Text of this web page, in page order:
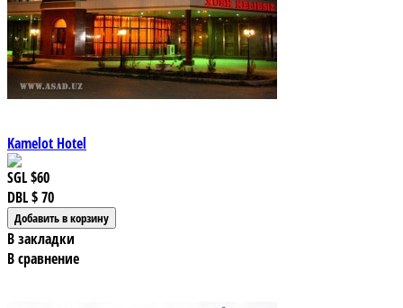
Kamelot Hotel
SGL$60
DBL$ 70
В закладки
В сравнение